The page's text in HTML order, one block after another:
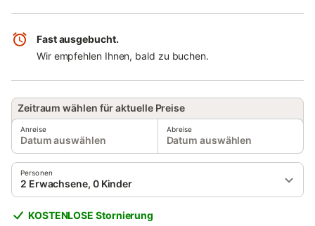
Fast ausgebucht.
Wir empfehlen Ihnen, bald zu buchen.
Zeitraum wählen für aktuelle Preise
Anreise
Datum auswählen
Abreise
Datum auswählen
Personen
2 Erwachsene, 0 Kinder
KOSTENLOSE Stornierung